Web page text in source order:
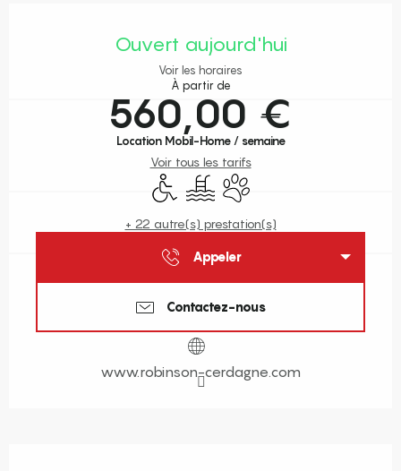
Ouvert aujourd'hui
Voir les horaires
À partir de
560,00 €
Location Mobil-Home / semaine
Voir tous les tarifs
Accès handicapés
PiscineAnimaux acceptés
+ 22 autre(s) prestation(s)
Appeler
Contactez-nous
www.robinson-cerdagne.com